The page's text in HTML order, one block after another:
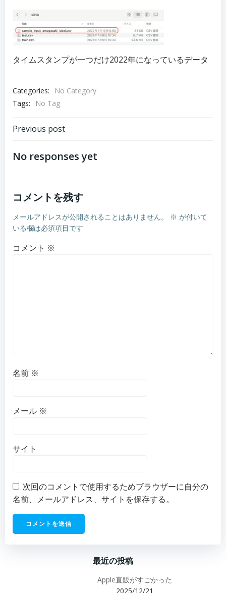
タイムスタンプが一つだけ2022年になっているデータ
Categories:
No Category
Tags:
No Tag
Post
Previous post
No responses yet
コメントを残す
メールアドレスが公開されることはありません。 ※ が付いて
いる欄は必須項目です
コメント ※
名前 ※
メール ※
サイト
次回のコメントで使用するためブラウザーに自分の
名前、メールアドレス、サイトを保存する。
最近の投稿
Apple直販がすごかった
2025/12/21